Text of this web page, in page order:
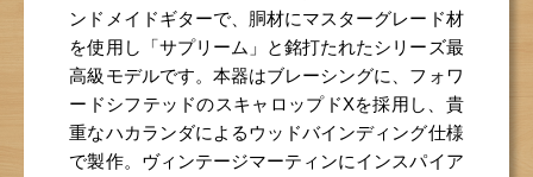
ンドメイドギターで、胴材にマスターグレード材
を使用し「サプリーム」と銘打たれたシリーズ最
高級モデルです。本器はブレーシングに、フォワ
ードシフテッドのスキャロップドXを採用し、貴
重なハカランダによるウッドバインディング仕様
で製作。ヴィンテージマーティンにインスパイア